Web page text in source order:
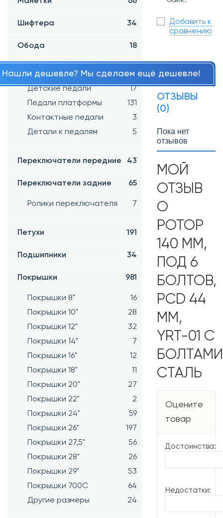
Шифтера 34
Обода 18
Детские педали
17
Педали платформы
131
Контактные педали
3
Детали к педалям
5
Переключатели передние 43
Переключатели задние 65
Ролики переключателя 7
Петухи 191
Подшипники 34
Покрышки 981
Покрышки 8"
16
Покрышки 10"
28
Покрышки 12"
32
Покрышки 14"
7
Покрышки 16"
12
Покрышки 18"
11
Покрышки 20"
27
Покрышки 22"
2
Покрышки 24"
59
Покрышки 26"
197
Покрышки 27,5"
56
Покрышки 28"
26
Покрышки 29"
53
Покрышки 700C
64
Другие размеры
24
Добавить к
сравнению
Нашли дешевле? Мы сделаем ещё дешевле!
ОТЗЫВЫ
(0)
Пока нет
отзывов
МОЙ
ОТЗЫВ
О
РОТОР
140 ММ,
ПОД 6
БОЛТОВ,
PCD 44
ММ,
YRT-01 С
СТАЛЬ
Оцените
товар
Достоинства:
Недостатки: